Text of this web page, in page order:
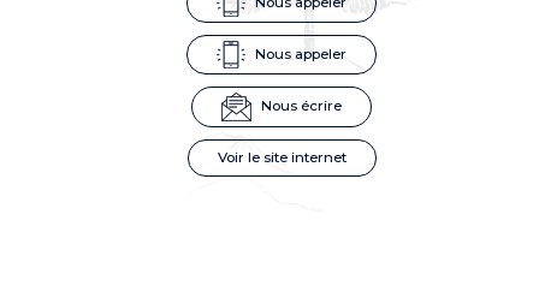
Nous appeler
Nous écrire
Voir le site internet